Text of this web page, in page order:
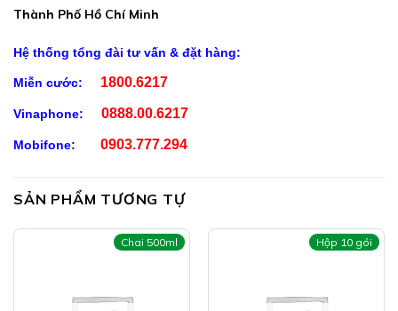
Người cần tăng sức đề kháng
Người sử dụng hóa trị, xạ trị gây giảm sức đề kháng
Sử dụng sản phẩm sau hoặc trước khi ăn
Lưu ý:
Thành Phố Hồ Chí Minh
Hệ thống tổng đài tư vấn & đặt hàng:
Miễn cước: 1800.6217
Vinaphone: 0888.00.6217
Mobifone: 0903.777.294
SẢN PHẨM TƯƠNG TỰ
Chai 500ml Hộp 10 gói